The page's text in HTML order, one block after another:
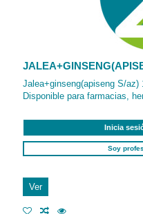
Jalea+ginseng(apiseng S/az)
Disponible para farmacias,
Inicia
Soy
Ver